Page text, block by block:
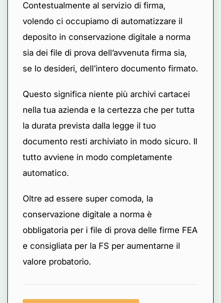
Contestualmente al servizio di firma,
volendo ci occupiamo di automatizzare il
deposito in conservazione digitale a norma
sia dei file di prova dell’avvenuta firma sia,
se lo desideri, dell’intero documento firmato.
Questo significa niente più archivi cartacei
nella tua azienda e la certezza che per tutta
la durata prevista dalla legge il tuo
documento resti archiviato in modo sicuro. Il
tutto avviene in modo completamente
automatico.
Oltre ad essere super comoda, la
conservazione digitale a norma è
obbligatoria per i file di prova delle firme FEA
e consigliata per la FS per aumentarne il
valore probatorio.